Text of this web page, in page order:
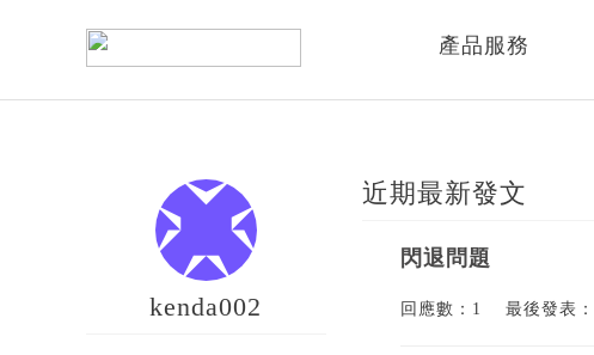
產品服務
kenda002
近期最新發文
閃退問題
回應數：1 最後發表：